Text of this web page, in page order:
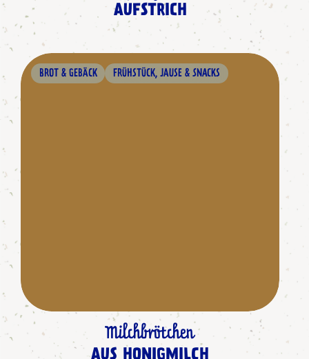
AUFSTRICH
BROT & GEBÄCK FRÜHSTÜCK, JAUSE & SNACKS
Milchbrötchen
AUS HONIGMILCH